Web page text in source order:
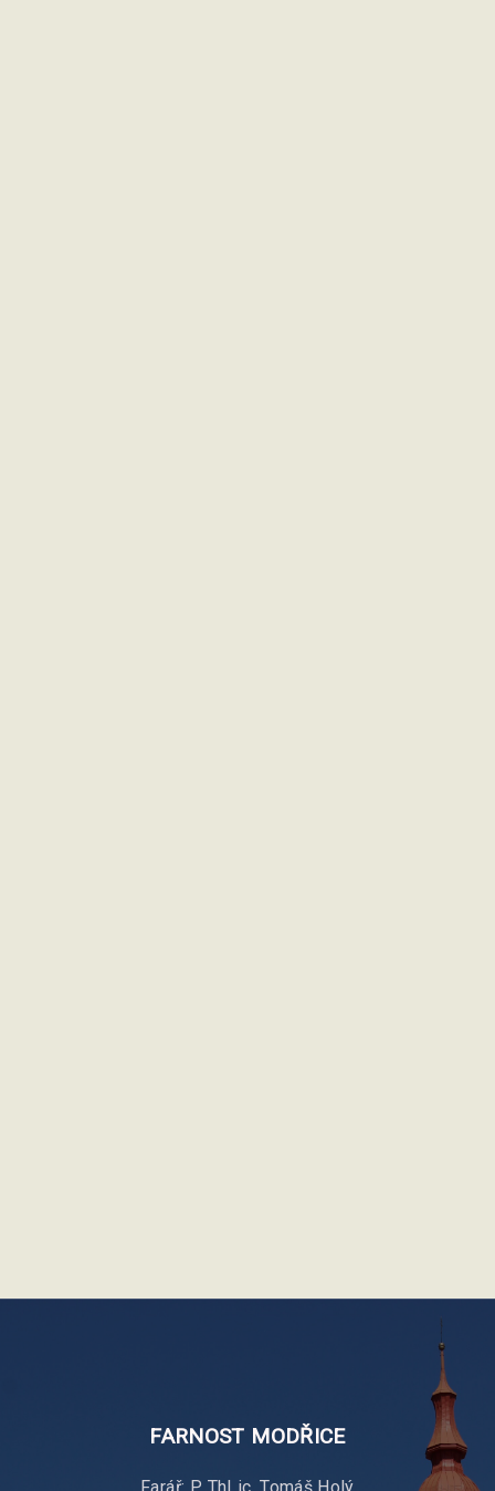
FARNOST MODŘICE
Farář: P. ThLic. Tomáš Holý